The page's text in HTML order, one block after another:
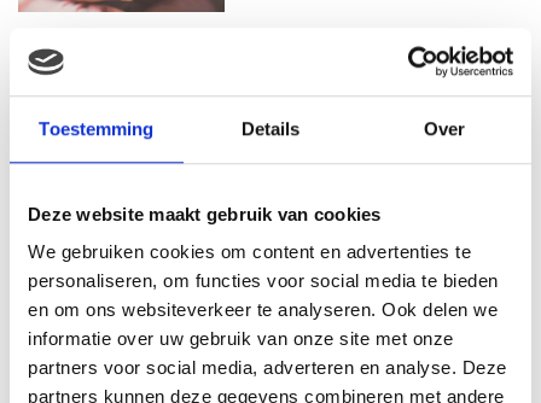
Toestemming Details Over
Deze website maakt gebruik van cookies
We gebruiken cookies om content en advertenties te
personaliseren, om functies voor social media te bieden
en om ons websiteverkeer te analyseren. Ook delen we
informatie over uw gebruik van onze site met onze
partners voor social media, adverteren en analyse. Deze
partners kunnen deze gegevens combineren met andere
FOTO: SAAR KONINGSBERGER
MET DOCHTERTJE SCOTTIE
KIM KÖTTER DEELT PRACHTIGE
GEZINSFOTO MET HAAR
JOSJE HUISMAN SHOWT